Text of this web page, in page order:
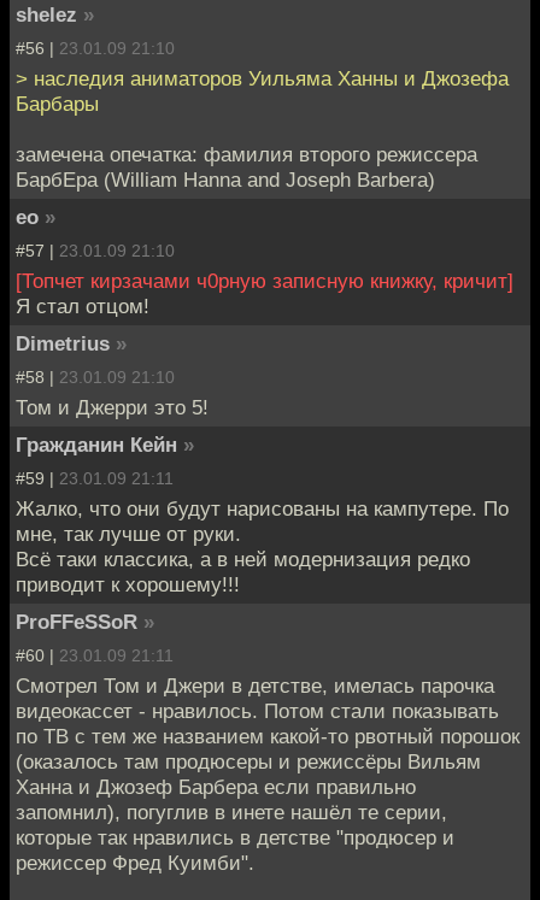
shelez »
#56 | 23.01.09 21:10
> наследия аниматоров Уильяма Ханны и Джозефа
Барбары
замечена опечатка: фамилия второго режиссера
БарбЕра (William Hanna and Joseph Barbera)
eo »
#57 | 23.01.09 21:10
[Топчет кирзачами ч0рную записную книжку, кричит]
Я стал отцом!
Dimetrius »
#58 | 23.01.09 21:10
Том и Джерри это 5!
Гражданин Кейн »
#59 | 23.01.09 21:11
Жалко, что они будут нарисованы на кампутере. По
мне, так лучше от руки.
Всё таки классика, а в ней модернизация редко
приводит к хорошему!!!
ProFFeSSoR »
#60 | 23.01.09 21:11
Смотрел Том и Джери в детстве, имелась парочка
видеокассет - нравилось. Потом стали показывать
по ТВ с тем же названием какой-то рвотный порошок
(оказалось там продюсеры и режиссёры Вильям
Ханна и Джозеф Барбера если правильно
запомнил), погуглив в инете нашёл те серии,
которые так нравились в детстве "продюсер и
режиссер Фред Куимби".